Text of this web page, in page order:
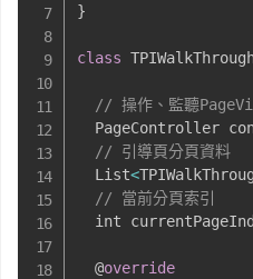
}
class
// 操作、監聽
PageController
// 引導頁分頁資料
  List
<
// 當前分頁索引
int
  @
override